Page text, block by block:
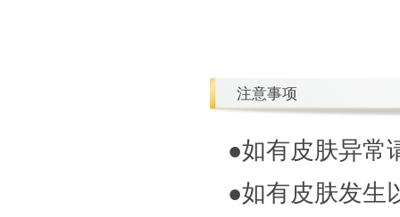
注意事项
●如有皮肤异常
●如有皮肤发生